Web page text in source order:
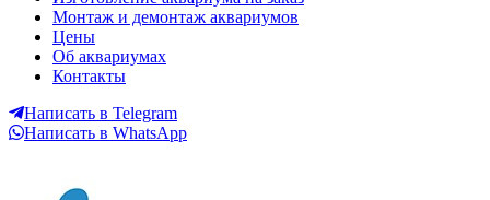
Монтаж и демонтаж аквариумов
Цены
Об аквариумах
Контакты
Написать в Telegram
Написать в WhatsApp